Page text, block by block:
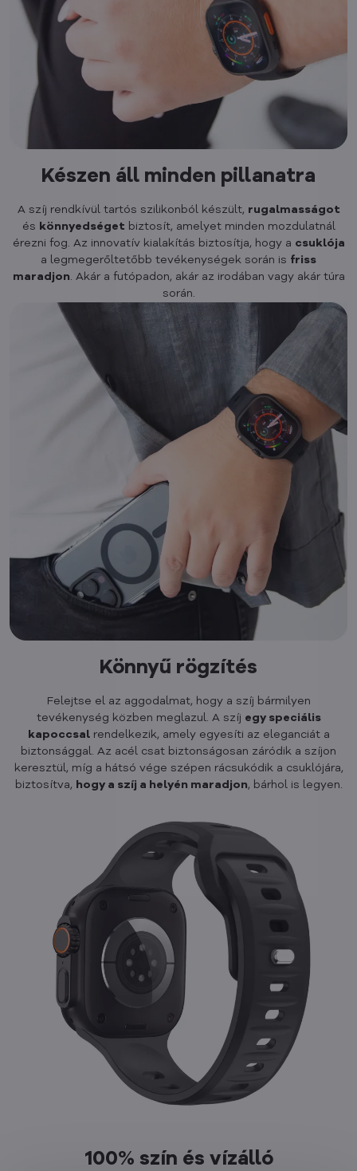
Készen áll minden pillanatra
A szíj rendkívül tartós szilikonból készült, rugalmasságot
és könnyedséget biztosít, amelyet minden mozdulatnál
érezni fog. Az innovatív kialakítás biztosítja, hogy a csuklója
a legmegerőltetőbb tevékenységek során is friss
maradjon. Akár a futópadon, akár az irodában vagy akár túra
során.
Könnyű rögzítés
Felejtse el az aggodalmat, hogy a szíj bármilyen
tevékenység közben meglazul. A szíj egy speciális
kapoccsalrendelkezik, amely egyesíti az eleganciát a
biztonsággal. Az acél csat biztonságosan záródik a szíjon
keresztül, míg a hátsó vége szépen rácsukódik a csuklójára,
biztosítva, hogy a szíj a helyén maradjon, bárhol is legyen.
100% szín és vízálló